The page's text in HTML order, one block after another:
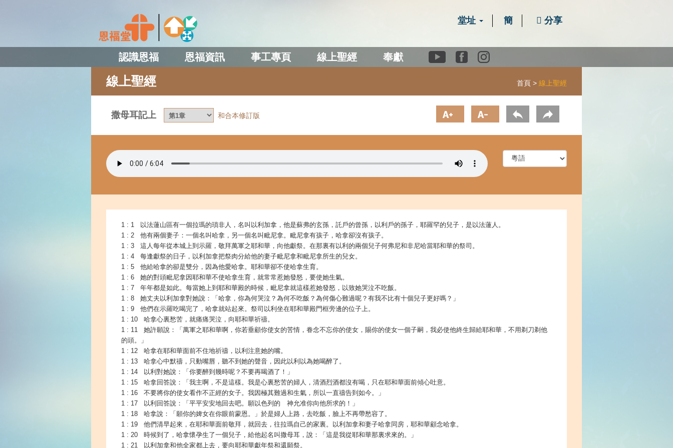
堂址 簡 分享
認識恩福 恩福資訊 事工專頁 線上聖經 奉獻
YoutubeFacebook
線上聖經 首頁 線上聖經
撒母耳記上 和合本修訂版
1 : 1 以法蓮山區有一個拉瑪的瑣非人，名叫以利加拿，他是蘇弗的玄孫，託戶的曾孫，以利戶的孫子，耶羅罕的兒子，是以法蓮人。
1 : 2 他有兩個妻子：一個名叫哈拿，另一個名叫毗尼拿。毗尼拿有孩子，哈拿卻沒有孩子。
1 : 3 這人每年從本城上到示羅，敬拜萬軍之耶和華，向他獻祭。在那裏有以利的兩個兒子何弗尼和非尼哈當耶和華的祭司。
1 : 4 每逢獻祭的日子，以利加拿把祭肉分給他的妻子毗尼拿和毗尼拿所生的兒女。
1 : 5 他給哈拿的卻是雙分，因為他愛哈拿。耶和華卻不使哈拿生育。
1 : 6 她的對頭毗尼拿因耶和華不使哈拿生育，就常常惹她發怒，要使她生氣。
1 : 7 年年都是如此。每當她上到耶和華殿的時候，毗尼拿就這樣惹她發怒，以致她哭泣不吃飯。
1 : 8 她丈夫以利加拿對她說：「哈拿，你為何哭泣？為何不吃飯？為何傷心難過呢？有我不比有十個兒子更好嗎？」
1 : 9 他們在示羅吃喝完了，哈拿就站起來。祭司以利坐在耶和華殿門框旁邊的位子上。
1 : 10 哈拿心裏愁苦，就痛痛哭泣，向耶和華祈禱。
1 : 11 她許願說：「萬軍之耶和華啊，你若垂顧你使女的苦情，眷念不忘你的使女，賜你的使女一個子嗣，我必使他終生歸給耶和華，不用剃刀剃他
的頭。」
1 : 12 哈拿在耶和華面前不住地祈禱，以利注意她的嘴。
1 : 13 哈拿心中默禱，只動嘴唇，聽不到她的聲音，因此以利以為她喝醉了。
1 : 14 以利對她說：「你要醉到幾時呢？不要再喝酒了！」
1 : 15 哈拿回答說：「我主啊，不是這樣。我是心裏愁苦的婦人，清酒烈酒都沒有喝，只在耶和華面前傾心吐意。
1 : 16 不要將你的使女看作不正經的女子。我因極其難過和生氣，所以一直禱告到如今。」
1 : 17 以利回答說：「平平安安地回去吧。願以色列的 神允准你向他所求的！」
1 : 18 哈拿說：「願你的婢女在你眼前蒙恩。」於是婦人上路，去吃飯，臉上不再帶愁容了。
1 : 19 他們清早起來，在耶和華面前敬拜，就回去，往拉瑪自己的家裏。以利加拿和妻子哈拿同房，耶和華顧念哈拿。
1 : 20 時候到了，哈拿懷孕生了一個兒子，給他起名叫撒母耳，說：「這是我從耶和華那裏求來的。」
1 : 21 以利加拿和他全家都上去，要向耶和華獻年祭和還願祭。